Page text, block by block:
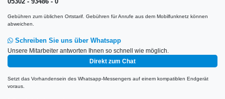
Gebühren zum üblichen Ortstarif. Gebühren für Anrufe aus dem Mobilfunknetz können
abweichen.
Schreiben Sie uns über Whatsapp
Unsere Mitarbeiter antworten Ihnen so schnell wie möglich.
Direkt zum Chat
Setzt das Vorhandensein des Whatsapp-Messengers auf einem kompatiblen Endgerät
voraus.